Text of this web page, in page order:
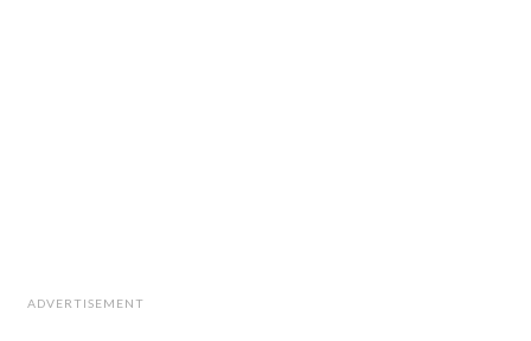
ADVERTISEMENT